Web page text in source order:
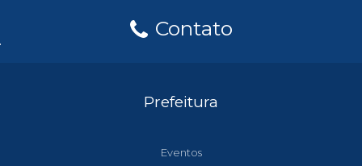
Contato
Prefeitura
Eventos